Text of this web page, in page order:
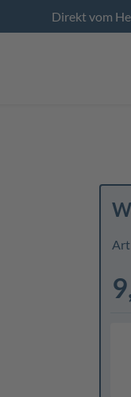
Direkt vom